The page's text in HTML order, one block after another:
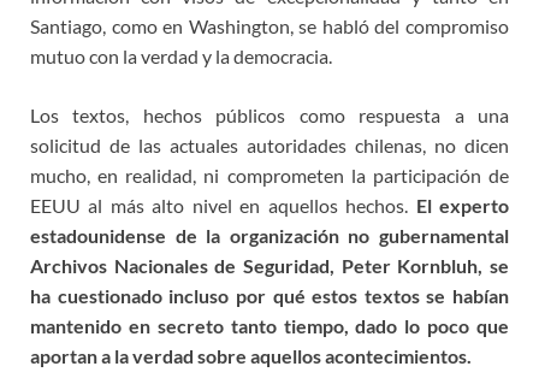
Santiago, como en Washington, se habló del compromiso
mutuo con la verdad y la democracia.
Los textos, hechos públicos como respuesta a una
solicitud de las actuales autoridades chilenas, no dicen
mucho, en realidad, ni comprometen la participación de
EEUU al más alto nivel en aquellos hechos. El experto
estadounidense de la organización no gubernamental
Archivos Nacionales de Seguridad, Peter Kornbluh, se
ha cuestionado incluso por qué estos textos se habían
mantenido en secreto tanto tiempo, dado lo poco que
aportan a la verdad sobre aquellos acontecimientos.